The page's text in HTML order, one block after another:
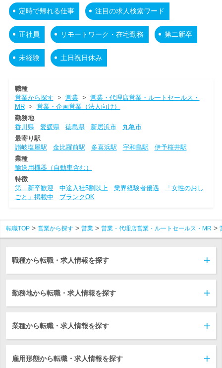
定時で帰れる仕事 注目の求人検索ワード
正社員 リモートワーク・在宅勤務 第二新卒
未経験 土日祝日休み
職種
営業から探す > 営業> 営業・代理店営業・ルートセールス・
MR> 営業・企画営業（法人向け）
勤務地
香川県
愛媛県 徳島県 新居浜市
丸亀市
最寄り駅
讃岐塩屋駅
金比羅前駅 多喜浜駅 宇和島駅
伊予桜井駅
業種
輸送用機器（自動車含む）
特徴
第二新卒歓迎
中途入社5割以上 業界経験者優遇
「女性のおし
ごと」掲載中
ブランクOK
転職TOP 営業から探す 営業 営業・代理店営業・ルートセールス・MR
職種から転職・求人情報を探す
勤務地から転職・求人情報を探す
業種から転職・求人情報を探す
雇用形態から転職・求人情報を探す